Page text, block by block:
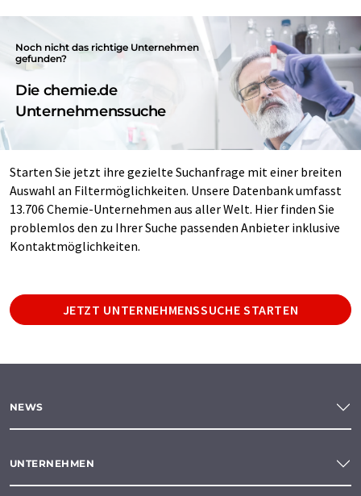
Noch nicht das richtige Unternehmen
gefunden?
Die chemie.de
Unternehmenssuche
Starten Sie jetzt ihre gezielte Suchanfrage mit einer breiten
Auswahl an Filtermöglichkeiten. Unsere Datenbank umfasst
13.706 Chemie-Unternehmen aus aller Welt. Hier finden Sie
problemlos den zu Ihrer Suche passenden Anbieter inklusive
Kontaktmöglichkeiten.
JETZT UNTERNEHMENSSUCHE STARTEN
NEWS
UNTERNEHMEN